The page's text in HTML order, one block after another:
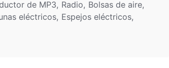
de MP3, Radio, Bolsas de aire,
eléctricos, Espejos eléctricos,